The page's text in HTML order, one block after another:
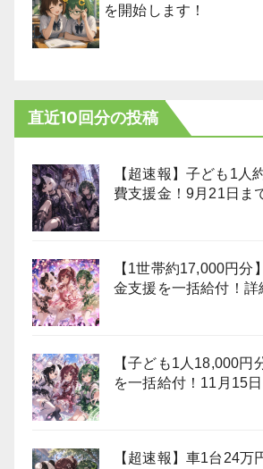
を開始します！
直近10回分の投稿
【超速報】子ども1人
費支援金！9月21日ま
【1世帯約17,000円分
金支援を一括給付！詳
【子ども1人18,000円
を一括給付！11月15
【超速報】車1台24万